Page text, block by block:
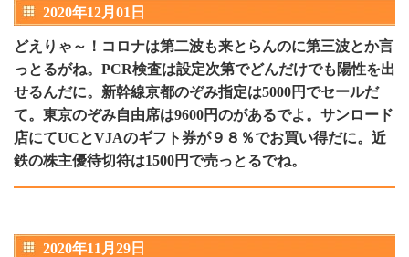
2020年12月01日
どえりゃ～！コロナは第二波も来とらんのに第三波とか言
っとるがね。PCR検査は設定次第でどんだけでも陽性を出
せるんだに。新幹線京都のぞみ指定は5000円でセールだ
て。東京のぞみ自由席は9600円のがあるでよ。サンロード
店にてUCとVJAのギフト券が９８％でお買い得だに。近
鉄の株主優待切符は1500円で売っとるでね。
2020年11月29日